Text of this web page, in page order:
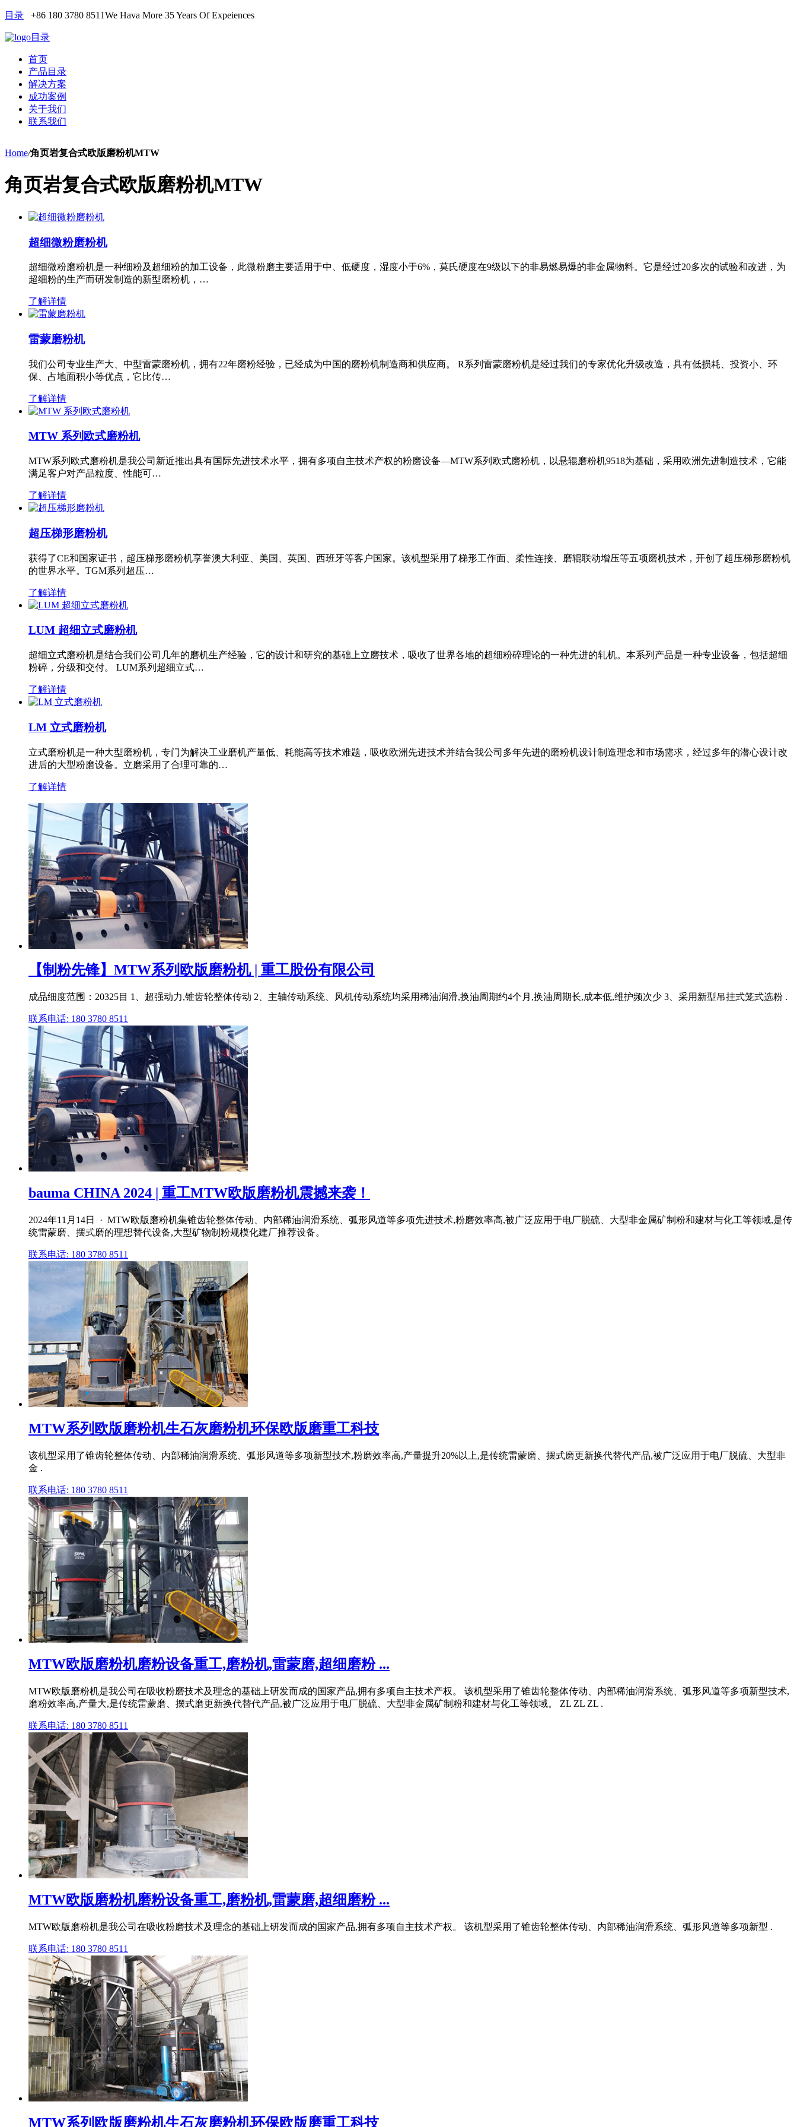
目录 +86 180 3780 8511We Hava More 35 Years Of Expeiences
目录
首页
产品目录
解决方案
成功案例
关于我们
联系我们
Home/角页岩复合式欧版磨粉机MTW
角页岩复合式欧版磨粉机MTW
超细微粉磨粉机
超细微粉磨粉机是一种细粉及超细粉的加工设备，此微粉磨主要适用于中、低硬度，湿度小于6%，莫氏硬度在9级以下的非易燃易爆的非金属物料。它是经过20多次的试验和改进，为
超细粉的生产而研发制造的新型磨粉机，…
了解详情
雷蒙磨粉机
我们公司专业生产大、中型雷蒙磨粉机，拥有22年磨粉经验，已经成为中国的磨粉机制造商和供应商。 R系列雷蒙磨粉机是经过我们的专家优化升级改造，具有低损耗、投资小、环
保、占地面积小等优点，它比传…
了解详情
MTW 系列欧式磨粉机
MTW系列欧式磨粉机是我公司新近推出具有国际先进技术水平，拥有多项自主技术产权的粉磨设备—MTW系列欧式磨粉机，以悬辊磨粉机9518为基础，采用欧洲先进制造技术，它能
满足客户对产品粒度、性能可…
了解详情
超压梯形磨粉机
获得了CE和国家证书，超压梯形磨粉机享誉澳大利亚、美国、英国、西班牙等客户国家。该机型采用了梯形工作面、柔性连接、磨辊联动增压等五项磨机技术，开创了超压梯形磨粉机
的世界水平。TGM系列超压…
了解详情
LUM 超细立式磨粉机
超细立式磨粉机是结合我们公司几年的磨机生产经验，它的设计和研究的基础上立磨技术，吸收了世界各地的超细粉碎理论的一种先进的轧机。本系列产品是一种专业设备，包括超细
粉碎，分级和交付。 LUM系列超细立式…
了解详情
LM 立式磨粉机
立式磨粉机是一种大型磨粉机，专门为解决工业磨机产量低、耗能高等技术难题，吸收欧洲先进技术并结合我公司多年先进的磨粉机设计制造理念和市场需求，经过多年的潜心设计改
进后的大型粉磨设备。立磨采用了合理可靠的…
了解详情
【制粉先锋】MTW系列欧版磨粉机 | 重工股份有限公司
成品细度范围：20325目 1、超强动力,锥齿轮整体传动 2、主轴传动系统、风机传动系统均采用稀油润滑,换油周期约4个月,换油周期长,成本低,维护频次少 3、采用新型吊挂式笼式选粉 .
联系电话: 180 3780 8511
bauma CHINA 2024 | 重工MTW欧版磨粉机震撼来袭！
2024年11月14日 · MTW欧版磨粉机集锥齿轮整体传动、内部稀油润滑系统、弧形风道等多项先进技术,粉磨效率高,被广泛应用于电厂脱硫、大型非金属矿制粉和建材与化工等领域,是传
统雷蒙磨、摆式磨的理想替代设备,大型矿物制粉规模化建厂推荐设备。
联系电话: 180 3780 8511
MTW系列欧版磨粉机生石灰磨粉机环保欧版磨重工科技
该机型采用了锥齿轮整体传动、内部稀油润滑系统、弧形风道等多项新型技术,粉磨效率高,产量提升20%以上,是传统雷蒙磨、摆式磨更新换代替代产品,被广泛应用于电厂脱硫、大型非
金 .
联系电话: 180 3780 8511
MTW欧版磨粉机磨粉设备重工,磨粉机,雷蒙磨,超细磨粉 ...
MTW欧版磨粉机是我公司在吸收粉磨技术及理念的基础上研发而成的国家产品,拥有多项自主技术产权。 该机型采用了锥齿轮整体传动、内部稀油润滑系统、弧形风道等多项新型技术,
磨粉效率高,产量大,是传统雷蒙磨、摆式磨更新换代替代产品,被广泛应用于电厂脱硫、大型非金属矿制粉和建材与化工等领域。 ZL ZL ZL .
联系电话: 180 3780 8511
MTW欧版磨粉机磨粉设备重工,磨粉机,雷蒙磨,超细磨粉 ...
MTW欧版磨粉机是我公司在吸收粉磨技术及理念的基础上研发而成的国家产品,拥有多项自主技术产权。 该机型采用了锥齿轮整体传动、内部稀油润滑系统、弧形风道等多项新型 .
联系电话: 180 3780 8511
MTW系列欧版磨粉机生石灰磨粉机环保欧版磨重工科技